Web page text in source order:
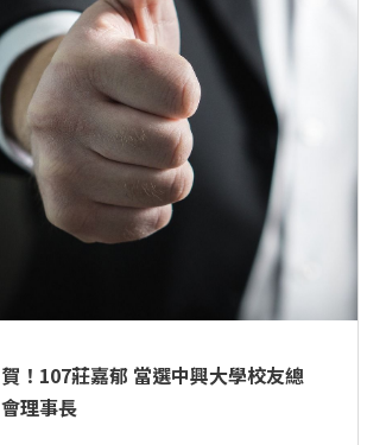
賀！107莊嘉郁 當選中興大學校友總
會理事長